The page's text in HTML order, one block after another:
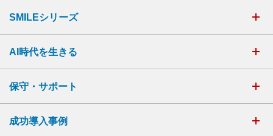
SMILEシリーズ
AI時代を生きる
保守・サポート
成功導入事例